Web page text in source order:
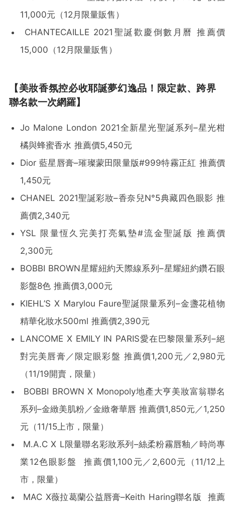
11,000元（12月限量販售）
CHANTECAILLE 2021聖誕歡慶倒數月曆 推薦價
15,000（12月限量販售）
【美妝香氛控必收耶誕夢幻逸品！限定款、跨界
聯名款一次網羅】
Jo Malone London 2021全新星光聖誕系列–星光柑
橘與蜂蜜香水 推薦價5,450元
Dior 藍星唇膏–璀璨蒙田限量版#999特霧正紅 推薦價
1,450元
CHANEL 2021聖誕彩妝–香奈兒N°5典藏四色眼影 推
薦價2,340元
YSL 限量恆久完美打亮氣墊#流金聖誕版 推薦價
2,300元
BOBBI BROWN星耀紐約天際線系列–星耀紐約鑽石眼
影盤8色 推薦價3,000元
KIEHL’S X Marylou Faure聖誕限量系列–金盞花植物
精華化妝水500ml 推薦價2,390元
LANCOME X EMILY IN PARIS愛在巴黎限量系列–絕
對完美唇膏／限定眼彩盤 推薦價1,200元／2,980元
（11/19開賣，限量）
BOBBI BROWN X Monopoly地產大亨美妝富翁聯名
系列–金緻美肌粉／金緻奢華唇 推薦價1,850元／1,250
元（11/15上市，限量）
M.A.C X L限量聯名彩妝系列–絲柔粉霧唇釉／時尚專
業12色眼影盤 推薦價1,100元／2,600元（11/12上
市，限量）
MAC X薇拉葛蘭公益唇膏–Keith Haring聯名版 推薦